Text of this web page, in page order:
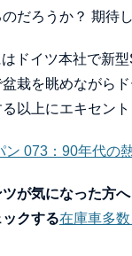
だろうか？ 期待
ドイツ本社で新
栽を眺めながら
以上にエキセン
ン 073：90年代の
が気になった方へ
クする在庫車多